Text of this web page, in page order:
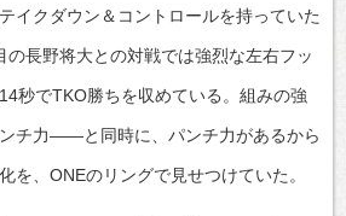
イクダウン＆コントロールを持っていた
の長野将大との対戦では強烈な左右フッ
秒でTKO勝ちを収めている。組みの強
チ力――と同時に、パンチ力があるから
を、ONEのリングで見せつけていた。